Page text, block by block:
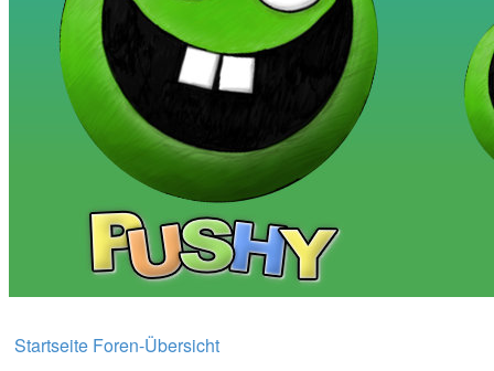
Startseite Foren-Übersicht